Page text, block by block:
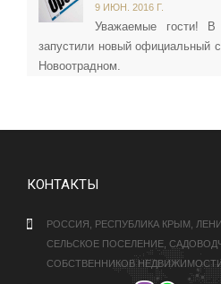
9 ИЮН. 2016 Г.
Уважаемые гости!
запустили новый официальный
Новоотрадном.
КОНТАКТЫ
РОССИЯ, РЕСПУБЛИКА КРЫМ,
СЕЛЬСКОЕ ПОСЕЛЕНИЕ,
СОБСТВЕННИКОВ